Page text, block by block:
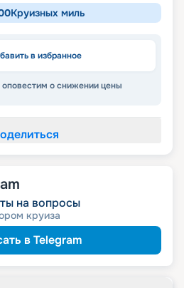
Круизных миль
в избранное
о снижении цены
на вопросы
круиза
в Telegram